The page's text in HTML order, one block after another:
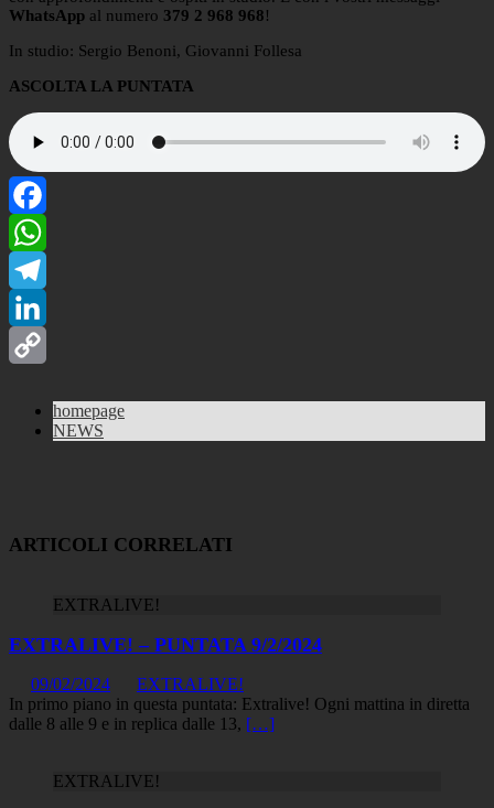
WhatsApp al numero 379 2 968 968!
In studio: Sergio Benoni, Giovanni Follesa
ASCOLTA LA PUNTATA
Facebook
WhatsApp
Telegram
LinkedIn
Link
homepage
NEWS
ARTICOLI CORRELATI
EXTRALIVE!
EXTRALIVE! – PUNTATA 9/2/2024
09/02/2024
EXTRALIVE!
In primo piano in questa puntata: Extralive! Ogni mattina in diretta
dalle 8 alle 9 e in replica dalle 13, […]
EXTRALIVE!